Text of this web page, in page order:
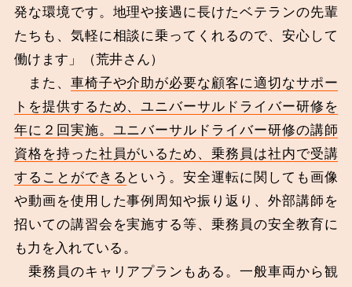
発な環境です。地理や接遇に長けたベテランの先輩
たちも、気軽に相談に乗ってくれるので、安心して
働けます」（荒井さん）
また、 車椅子や介助が必要な顧客に適切なサポー
トを提供するため、ユニバーサルドライバー研修を
年に２回実施。ユニバーサルドライバー研修の講師
資格を持った社員がいるため、乗務員は社内で受講
することができる という。安全運転に関しても画像
や動画を使用した事例周知や振り返り、外部講師を
招いての講習会を実施する等、乗務員の安全教育に
も力を入れている。
乗務員のキャリアプランもある。一般車両から観